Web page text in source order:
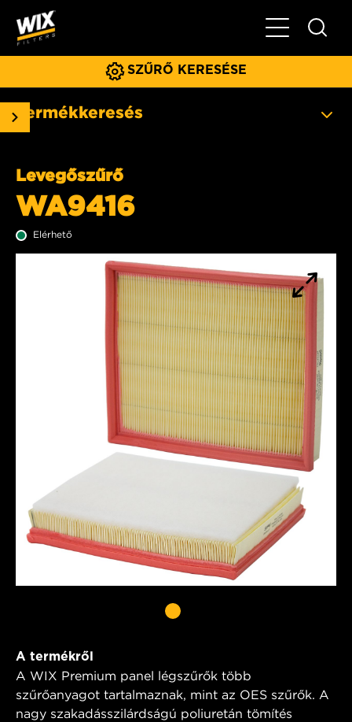
Főmenü
SZŰRŐ KERESÉSE
Termékkeresés
Levegőszűrő
WA9416
Elérhető
A termékről
A WIX Premium panel légszűrők több
szűrőanyagot tartalmaznak, mint az OES szűrők. A
nagy szakadásszilárdságú poliuretán tömítés